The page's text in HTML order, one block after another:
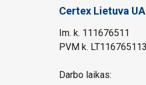
Certex Lietuva
Im. k. 111676511
PVM k. LT116765113
Darbo laikas: